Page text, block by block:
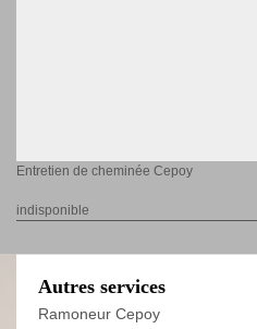
Entretien de cheminée Cepoy
indisponible
Autres services
Ramoneur Cepoy